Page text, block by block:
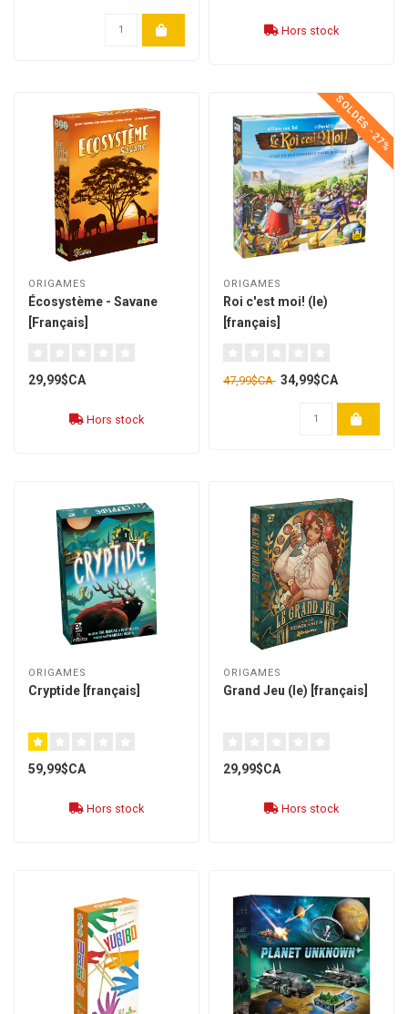
Hors stock
ORIGAMES
Écosystème - Savane
[Français]
29,99$CA
Hors stock
SOLDES -27%
ORIGAMES
Roi c'est moi! (le)
[français]
47,99$CA 34,99$CA
ORIGAMES
Cryptide [français]
59,99$CA
Hors stock
ORIGAMES
Grand Jeu (le) [français]
29,99$CA
Hors stock